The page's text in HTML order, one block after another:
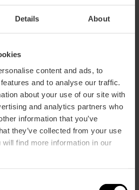
Details About
content and ads, to
and to analyse our traffic.
about your use of our site with
and analytics partners who
information that you’ve
they’ve collected from your use
find more information in our
Oceanogràfic, Museo
y Hemisfèric
4.9 - 918 opiniones
€